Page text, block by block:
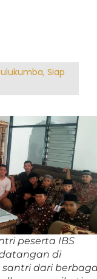
Siap
peserta IBS
di
dari